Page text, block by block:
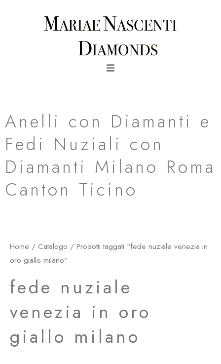
Anelli con Diamanti e
Fedi Nuziali con
Diamanti Milano Roma
Canton Ticino
Home / Catalogo / Prodotti taggati “fede nuziale venezia in
oro giallo milano”
fede nuziale
venezia in oro
giallo milano